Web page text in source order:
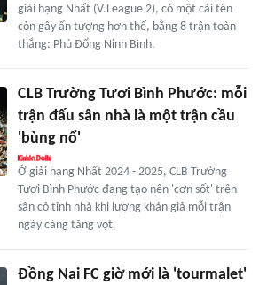
giải hạng Nhất (V.League 2), có một cái tên
còn gây ấn tượng hơn thế, bằng 8 trận toàn
thắng: Phù Đổng Ninh Bình.
CLB Trường Tươi Bình Phước: mỗi
trận đấu sân nhà là một trận cầu
'bùng nổ'
Ở giải hạng Nhất 2024 - 2025, CLB Trường
Tươi Bình Phước đang tạo nên 'cơn sốt' trên
sân cỏ tỉnh nhà khi lượng khán giả mỗi trận
ngày càng tăng vọt.
Đồng Nai FC giờ mới là 'tourmalet'